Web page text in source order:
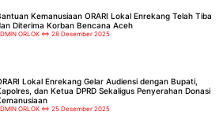
Kemanusiaan ORARI Lokal Enrekang Telah Tiba
Diterima Korban Bencana Aceh
ORLOK 28 Desember 2025
Lokal Enrekang Gelar Audiensi dengan Bupati,
dan Ketua DPRD Sekaligus Penyerahan Donasi
ORLOK 25 Desember 2025